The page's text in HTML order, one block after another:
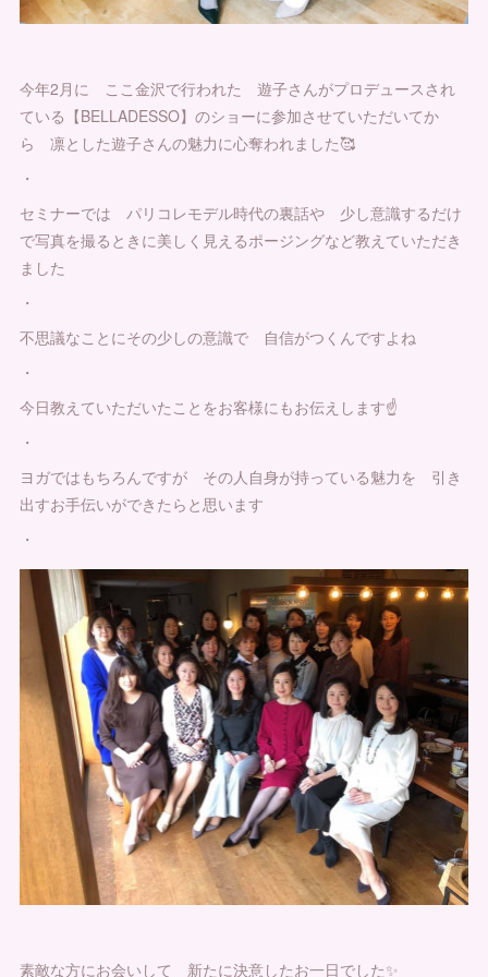
今年2月に ここ金沢で行われた 遊子さんがプロデュースされ
ている【BELLADESSO】のショーに参加させていただいてか
ら 凛とした遊子さんの魅力に心奪われました🥰
・
セミナーでは パリコレモデル時代の裏話や 少し意識するだけ
で写真を撮るときに美しく見えるポージングなど教えていただき
ました
・
不思議なことにその少しの意識で 自信がつくんですよね
・
今日教えていただいたことをお客様にもお伝えします☝️
・
ヨガではもちろんですが その人自身が持っている魅力を 引き
出すお手伝いができたらと思います
・
素敵な方にお会いして 新たに決意したお一日でした✨